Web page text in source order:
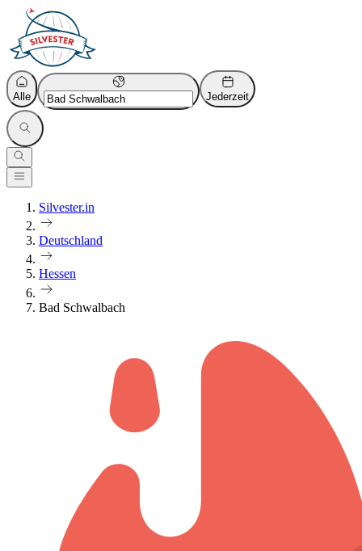
Alle Jederzeit
Silvester.in
Deutschland
Hessen
Bad Schwalbach